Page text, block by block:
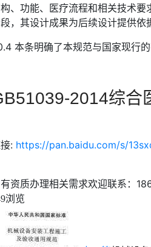
、功能、医疗流程和相关技术
，其设计成果为后续设计提供依
本条明确了本规范与国家现行
2014综合
: https://pan.baidu.com/s/
资质办理相关需求欢迎联系：
浏览